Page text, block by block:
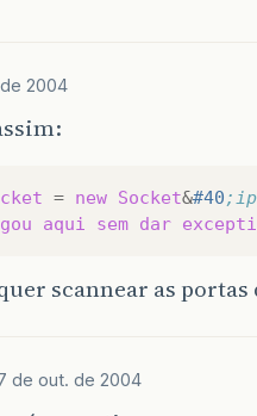
2004
= new Socket&#40
aqui sem dar
scannear as
de out. de 2004